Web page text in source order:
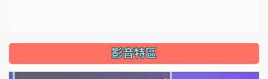
影音特區